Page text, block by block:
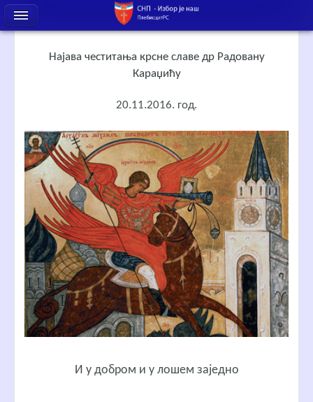
Најава честитања крсне славе др Радовану
Караџићу
20.11.2016. год.
И у добром и у лошем заједно